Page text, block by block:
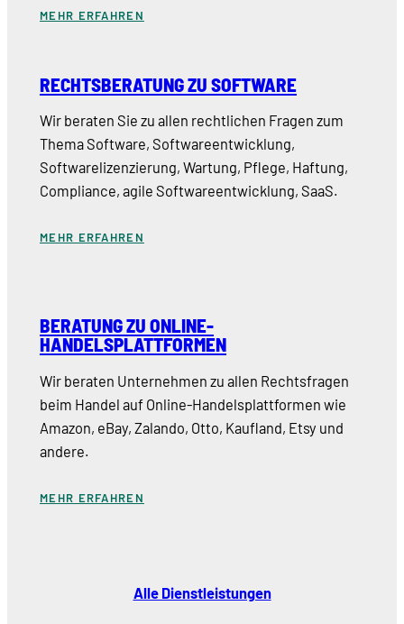
MEHR ERFAHREN
RECHTSBERATUNG ZU SOFTWARE
Wir beraten Sie zu allen rechtlichen Fragen zum
Thema Software, Softwareentwicklung,
Softwarelizenzierung, Wartung, Pflege, Haftung,
Compliance, agile Softwareentwicklung, SaaS.
MEHR ERFAHREN
BERATUNG ZU ONLINE-
HANDELSPLATTFORMEN
Wir beraten Unternehmen zu allen Rechtsfragen
beim Handel auf Online-Handelsplattformen wie
Amazon, eBay, Zalando, Otto, Kaufland, Etsy und
andere.
MEHR ERFAHREN
Alle Dienstleistungen